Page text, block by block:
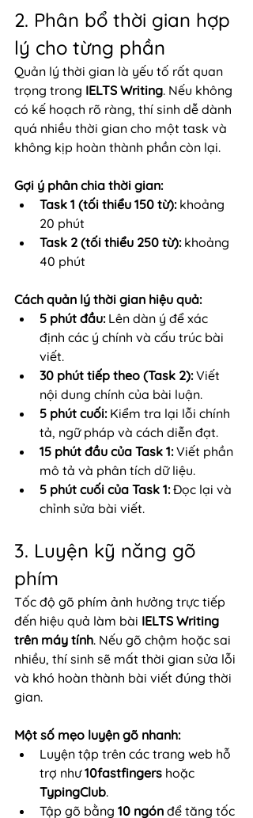
2. Phân bổ thời gian hợp
lý cho từng phần
Quản lý thời gian là yếu tố rất quan
trọng trong IELTS Writing. Nếu không
có kế hoạch rõ ràng, thí sinh dễ dành
quá nhiều thời gian cho một task và
không kịp hoàn thành phần còn lại.
Gợi ý phân chia thời gian:
Task 1 (tối thiểu 150 từ): khoảng
20 phút
Task 2 (tối thiểu 250 từ): khoảng
40 phút
Cách quản lý thời gian hiệu quả:
5 phút đầu: Lên dàn ý để xác
định các ý chính và cấu trúc bài
viết.
30 phút tiếp theo (Task 2): Viết
nội dung chính của bài luận.
5 phút cuối: Kiểm tra lại lỗi chính
tả, ngữ pháp và cách diễn đạt.
15 phút đầu của Task 1: Viết phần
mô tả và phân tích dữ liệu.
5 phút cuối của Task 1: Đọc lại và
chỉnh sửa bài viết.
3. Luyện kỹ năng gõ
phím
Tốc độ gõ phím ảnh hưởng trực tiếp
đến hiệu quả làm bài IELTS Writing
trên máy tính. Nếu gõ chậm hoặc sai
nhiều, thí sinh sẽ mất thời gian sửa lỗi
và khó hoàn thành bài viết đúng thời
gian.
Một số mẹo luyện gõ nhanh:
Luyện tập trên các trang web hỗ
trợ như 10fastfingers hoặc
TypingClub.
Tập gõ bằng 10 ngón để tăng tốc